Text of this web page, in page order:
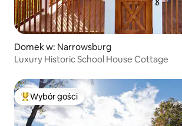
Domek w: Narrowsburg
Luxury Historic School House Cottage
Najpopularniejsze z kategorii Wybór gości
Wybór gości